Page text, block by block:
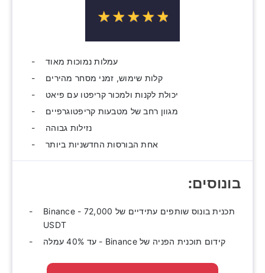
☆☆☆☆☆
★★★★★
עמלות נמוכות מאוד
קלות שימוש, זמני מסחר מהירים
יכולת לקנות ולמכור קריפטו עם פיאט
מגוון רחב של מטבעות קריפטוגרפיים
נזילות גבוהה
אחת הבורסות החדשניות ביותר
בונוסים:‫
תכנית בונוס שותפים עתידיים של Binance - 72,000
USDT
קידום תוכנית הפניה של Binance - עד 40% עמלה